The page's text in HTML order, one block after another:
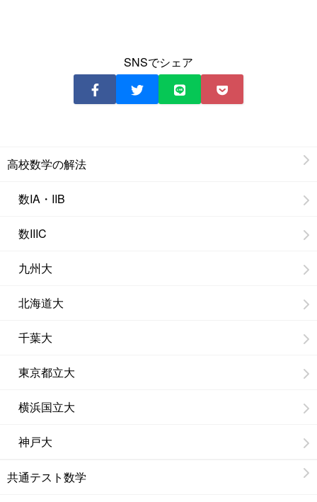
SNSでシェア
高校数学の解法
数IA・IIB
数IIIC
九州大
北海道大
千葉大
東京都立大
横浜国立大
神戸大
共通テスト数学